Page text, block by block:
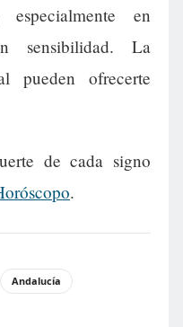
en
sensibilidad. La
ofrecerte
de cada signo
.
Andalucía